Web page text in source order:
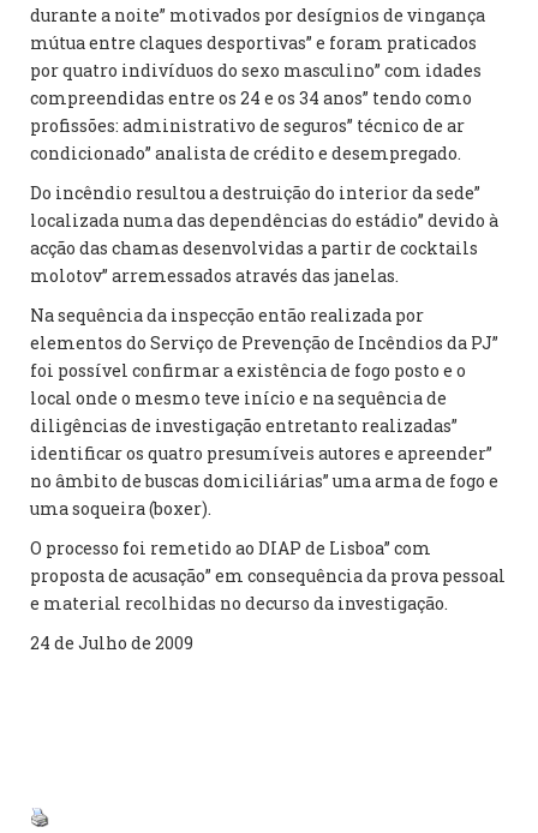
durante a noite” motivados por desígnios de vingança
mútua entre claques desportivas” e foram praticados
por quatro indivíduos do sexo masculino” com idades
compreendidas entre os 24 e os 34 anos” tendo como
profissões: administrativo de seguros” técnico de ar
condicionado” analista de crédito e desempregado.
Do incêndio resultou a destruição do interior da sede”
localizada numa das dependências do estádio” devido à
acção das chamas desenvolvidas a partir de cocktails
molotov” arremessados através das janelas.
Na sequência da inspecção então realizada por
elementos do Serviço de Prevenção de Incêndios da PJ”
foi possível confirmar a existência de fogo posto e o
local onde o mesmo teve início e na sequência de
diligências de investigação entretanto realizadas”
identificar os quatro presumíveis autores e apreender”
no âmbito de buscas domiciliárias” uma arma de fogo e
uma soqueira (boxer).
O processo foi remetido ao DIAP de Lisboa” com
proposta de acusação” em consequência da prova pessoal
e material recolhidas no decurso da investigação.
24 de Julho de 2009